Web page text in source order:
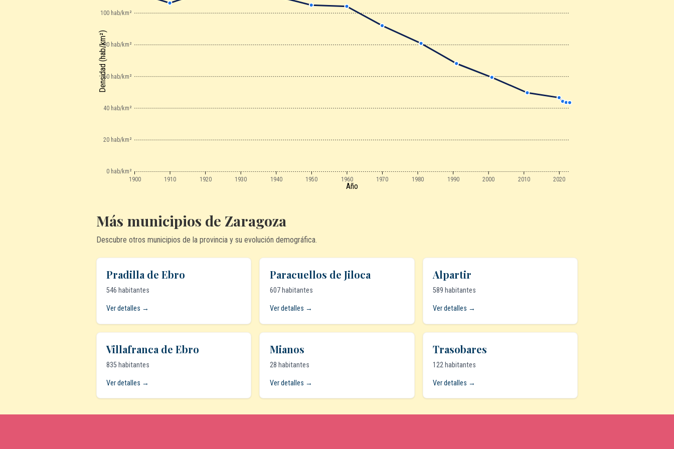
1900 1910 1920 1930 1940 1950 1960 1970 1980 1990 2000 2010 2020
0 hab/km²
20 hab/km²
40 hab/km²
60 hab/km²
80 hab/km²
100 hab/km²
Año
Densidad (hab/km²)
Más municipios de Zaragoza
Descubre otros municipios de la provincia y su evolución demográfica.
Pradilla de Ebro
546 habitantes
Ver detalles →
Paracuellos de Jiloca
607 habitantes
Ver detalles →
Alpartir
589 habitantes
Ver detalles →
Villafranca de Ebro
835 habitantes
Ver detalles →
Mianos
28 habitantes
Ver detalles →
Trasobares
122 habitantes
Ver detalles →